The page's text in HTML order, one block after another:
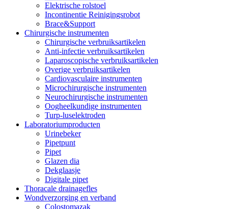
Elektrische rolstoel
Incontinentie Reinigingsrobot
Brace&Support
Chirurgische instrumenten
Chirurgische verbruiksartikelen
Anti-infectie verbruiksartikelen
Laparoscopische verbruiksartikelen
Overige verbruiksartikelen
Cardiovasculaire instrumenten
Microchirurgische instrumenten
Neurochirurgische instrumenten
Oogheelkundige instrumenten
Turp-luselektroden
Laboratoriumproducten
Urinebeker
Pipetpunt
Pipet
Glazen dia
Dekglaasje
Digitale pipet
Thoracale drainagefles
Wondverzorging en verband
Colostomazak